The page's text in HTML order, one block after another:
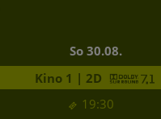
So 30.08.
19:30
Kino 1 | 2D